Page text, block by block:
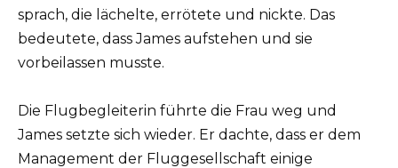
sprach, die lächelte, errötete und nickte. Das
bedeutete, dass James aufstehen und sie
vorbeilassen musste.
Die Flugbegleiterin führte die Frau weg und
James setzte sich wieder. Er dachte, dass er dem
Management der Fluggesellschaft einige